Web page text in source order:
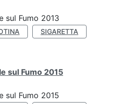
sul Fumo 2013
SIGARETTA
sul Fumo 2015
sul Fumo 2015